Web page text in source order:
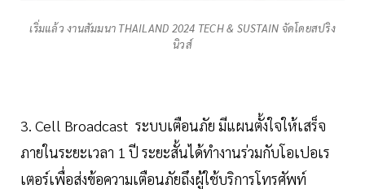
เริ่มแล้ว งานสัมมนา THAILAND 2024 TECH & SUSTAIN จัดโดยสปริง
นิวส์
3. Cell Broadcast ระบบเตือนภัย มีแผนตั้งใจให้เสร็จ
ภายในระยะเวลา 1 ปี ระยะสั้นได้ทำงานร่วมกับโอเปอเร
เตอร์เพื่อส่งข้อความเตือนภัยถึงผู้ใช้บริการโทรศัพท์